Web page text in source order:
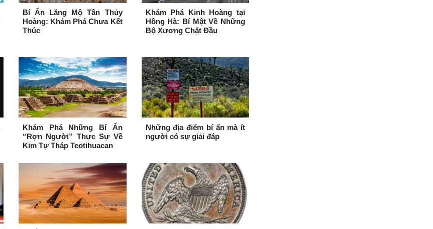
Bí Ẩn Lăng Mộ Tần Thủy
Hoàng: Khám Phá Chưa Kết
Thúc
Khám Phá Kinh Hoàng tại
Hồng Hà: Bí Mật Về Những
Bộ Xương Chặt Đầu
Khám Phá Những Bí Ẩn
“Rợn Người” Thực Sự Về
Kim Tự Tháp Teotihuacan
Những địa điểm bí ẩn mà ít
người có sự giải đáp